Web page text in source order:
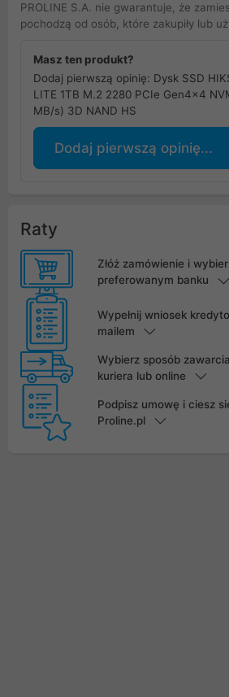
PROLINE S.A. nie gwarantuje, że
pochodzą od osób, które zakupiły lub
Masz ten produkt?
Dodaj pierwszą opinię: Dysk SSD
LITE 1TB M.2 2280 PCIe Gen4x4
MB/s) 3D NAND HS
Dodaj pierwszą opinię...
Raty
Złóż zamówienie i
preferowanym banku
Wypełnij wniosek
mailem
Wybierz sposób
kuriera lub online
Podpisz umowę i ciesz
Proline.pl